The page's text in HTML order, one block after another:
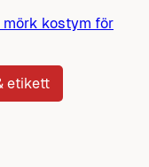
mörk kostym för
etikett